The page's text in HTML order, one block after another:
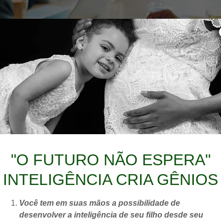
A
DO
"O FUTURO NÃO ESPERA"
INTELIGÊNCIA CRIA GÊNIOS
Você tem em suas mãos a possibilidade de
desenvolver a inteligência de seu filho desde seu